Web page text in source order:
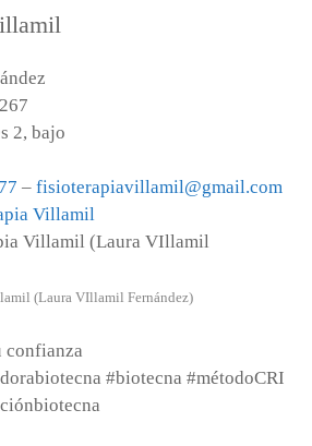
2, bajo
– fisioterapiavillamil@gmail.com
Villamil
(Laura VIllamil Fernández)
confianza
#biotecna #métodoCRI